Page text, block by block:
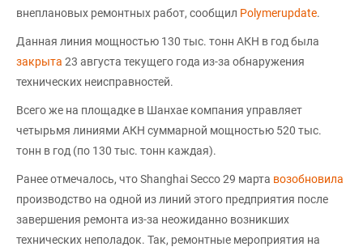
внеплановых ремонтных работ, сообщил Polymerupdate.
Данная линия мощностью 130 тыс. тонн АКН в год была
закрыта 23 августа текущего года из-за обнаружения
технических неисправностей.
Всего же на площадке в Шанхае компания управляет
четырьмя линиями АКН суммарной мощностью 520 тыс.
тонн в год (по 130 тыс. тонн каждая).
Ранее отмечалось, что Shanghai Secco 29 марта возобновила
производство на одной из линий этого предприятия после
завершения ремонта из-за неожиданно возникших
технических неполадок. Так, ремонтные мероприятия на